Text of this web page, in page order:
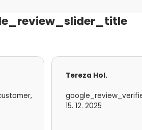
Tereza Hol.
15. 12. 2025